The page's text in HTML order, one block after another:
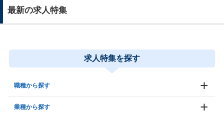
最新の求人特集
求人特集を探す
職種から探す
業種から探す